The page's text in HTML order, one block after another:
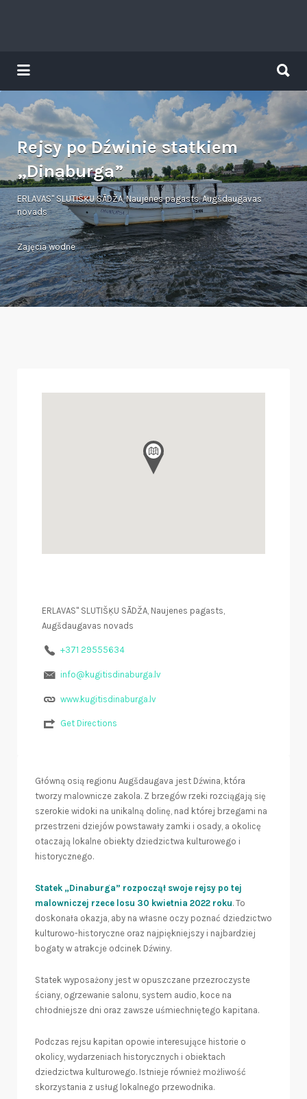
Tavs brīvdienu ceļvedis
for:
Rejsy po Dźwinie statkiem
„Dinaburga”
ERLAVAS" SLUTIŠĶU SĀDŽA, Naujenes pagasts, Augšdaugavas
novads
Zajęcia wodne
ERLAVAS" SLUTIŠĶU SĀDŽA, Naujenes pagasts,
Augšdaugavas novads
+371 29555634
info@kugitisdinaburga.lv
www.kugitisdinaburga.lv
Get Directions
Główną osią regionu Augšdaugava jest Dźwina, która
tworzy malownicze zakola. Z brzegów rzeki rozciągają się
szerokie widoki na unikalną dolinę, nad której brzegami na
przestrzeni dziejów powstawały zamki i osady, a okolicę
otaczają lokalne obiekty dziedzictwa kulturowego i
historycznego.
Statek „Dinaburga” rozpoczął swoje rejsy po tej
malowniczej rzece losu 30 kwietnia 2022 roku. To
doskonała okazja, aby na własne oczy poznać dziedzictwo
kulturowo-historyczne oraz najpiękniejszy i najbardziej
bogaty w atrakcje odcinek Dźwiny.
Statek wyposażony jest w opuszczane przezroczyste
ściany, ogrzewanie salonu, system audio, koce na
chłodniejsze dni oraz zawsze uśmiechniętego kapitana.
Podczas rejsu kapitan opowie interesujące historie o
okolicy, wydarzeniach historycznych i obiektach
dziedzictwa kulturowego. Istnieje również możliwość
skorzystania z usług lokalnego przewodnika.